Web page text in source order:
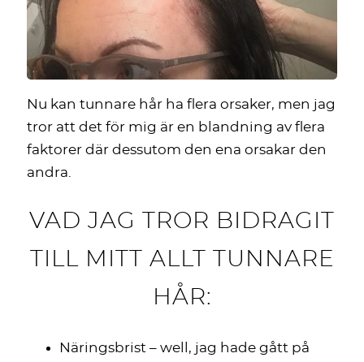
Nu kan tunnare hår ha flera orsaker, men jag
tror att det för mig är en blandning av flera
faktorer där dessutom den ena orsakar den
andra.
VAD JAG TROR BIDRAGIT
TILL MITT ALLT TUNNARE
HÅR:
Näringsbrist – well, jag hade gått på